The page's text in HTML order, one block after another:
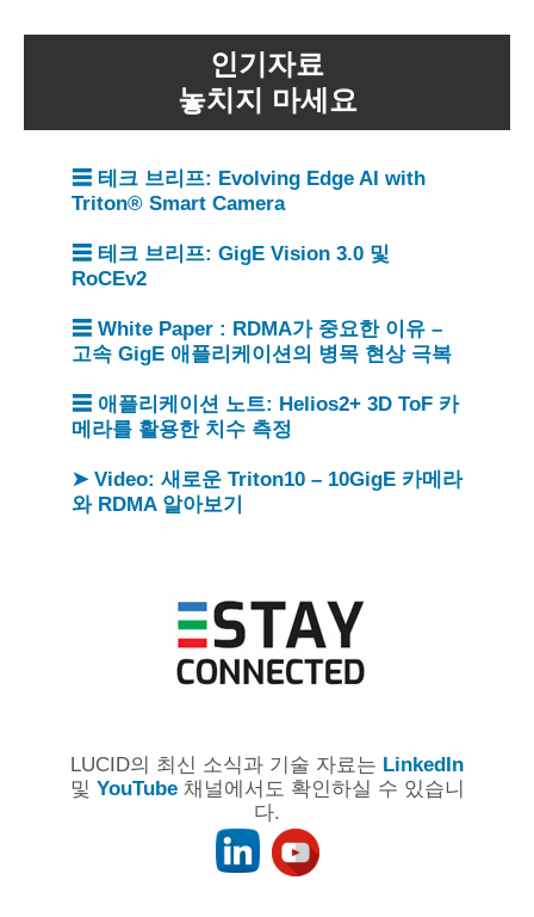
인기자료
놓치지 마세요
☰ 테크 브리프: Evolving Edge AI with
Triton® Smart Camera
☰ 테크 브리프: GigE Vision 3.0 및
RoCEv2
☰ White Paper : RDMA가 중요한 이유 –
고속 GigE 애플리케이션의 병목 현상 극복
☰ 애플리케이션 노트: Helios2+ 3D ToF 카
메라를 활용한 치수 측정
➤ Video: 새로운 Triton10 – 10GigE 카메라
와 RDMA 알아보기
LUCID의 최신 소식과 기술 자료는 LinkedIn
및 YouTube채널에서도 확인하실 수 있습니
다.